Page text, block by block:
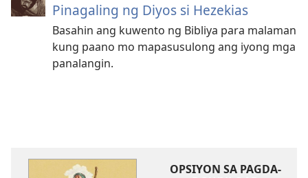
Pinagaling ng Diyos si Hezekias
Basahin ang kuwento ng Bibliya para malaman
kung paano mo mapasusulong ang iyong mga
panalangin.
OPSIYON SA PAGDA-